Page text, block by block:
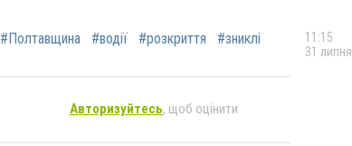
#Полтавщина #водії #розкриття #зниклі
Авторизуйтесь, щоб оцінити
11:15
31 липня